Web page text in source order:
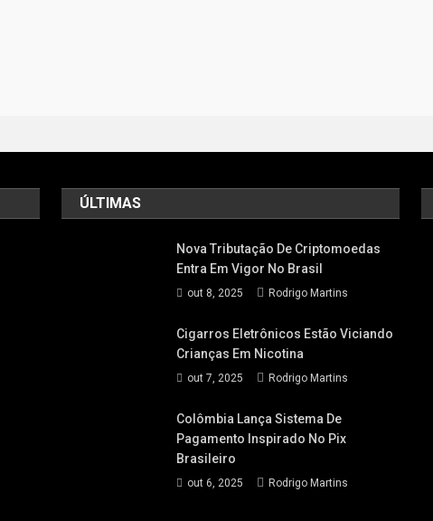
ÚLTIMAS
Nova Tributação De Criptomoedas
Entra Em Vigor No Brasil
out 8, 2025 Rodrigo Martins
Cigarros Eletrônicos Estão Viciando
Crianças Em Nicotina
out 7, 2025 Rodrigo Martins
Colômbia Lança Sistema De
Pagamento Inspirado No Pix
Brasileiro
out 6, 2025 Rodrigo Martins